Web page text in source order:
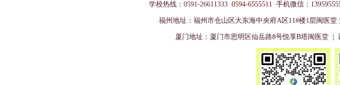
学校热线：0591-26611333 0594-6555511 手机微信：
福州地址 ： 福州市仓山区大东海中央府A区11#楼1层闽医堂
厦门地址：厦门市思明区仙岳路8号悦享B塔闽医堂 |